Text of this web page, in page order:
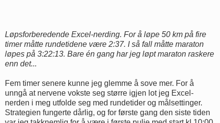
Løpsforberedende Excel-nerding. For å løpe 50 km på fire
timer måtte rundetidene være 2:37. I så fall måtte maraton
løpes på 3:22:13. Bare én gang har jeg løpt maraton raskere
enn det...
Fem timer senere kunne jeg glemme å sove mer. For å
unngå at nervene vokste seg større igjen lot jeg Excel-
nerden i meg utfolde seg med rundetider og målsettinger.
Strategien fungerte dårlig, og for første gang den siste tiden